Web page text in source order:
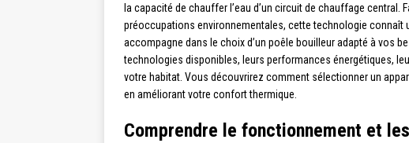
la capacité de chauffer l’eau d’un circuit de chauffage central.
préoccupations environnementales, cette technologie connaît
accompagne dans le choix d’un poêle bouilleur adapté à vos
technologies disponibles, leurs performances énergétiques,
votre habitat. Vous découvrirez comment sélectionner un
en améliorant votre confort thermique.
Comprendre le fonctionnement et